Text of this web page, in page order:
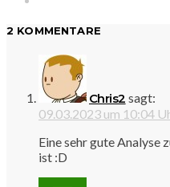
2 KOMMENTARE
Chris2 sagt:
09.03.2023 um 10:04
Eine sehr gute Analyse
ist :D